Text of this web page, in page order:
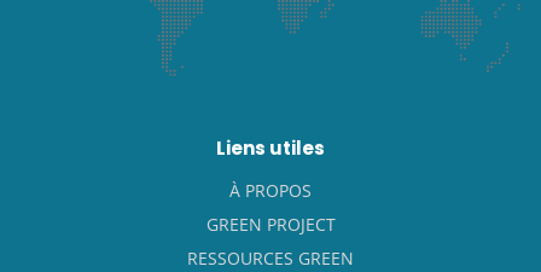
Liens utiles
À PROPOS
GREEN PROJECT
RESSOURCES GREEN